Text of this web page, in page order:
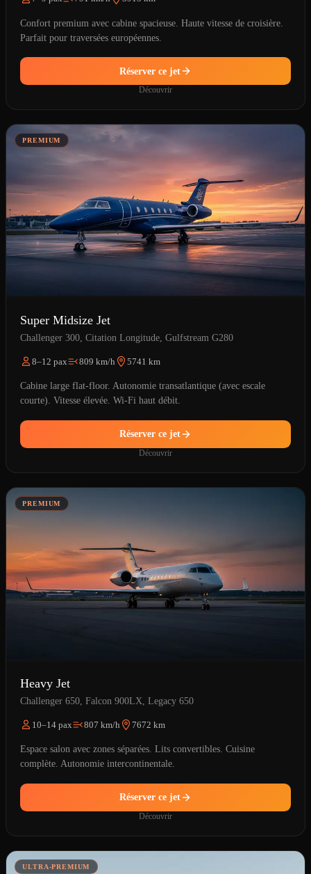
Confort premium avec cabine spacieuse. Haute vitesse de croisière.
Parfait pour traversées européennes.
Réserver ce jet
Découvrir
PREMIUM
Super Midsize Jet
Challenger 300, Citation Longitude, Gulfstream G280
8–12 pax 809 km/h 5741 km
Cabine large flat-floor. Autonomie transatlantique (avec escale
courte). Vitesse élevée. Wi-Fi haut débit.
Réserver ce jet
Découvrir
PREMIUM
Heavy Jet
Challenger 650, Falcon 900LX, Legacy 650
10–14 pax 807 km/h 7672 km
Espace salon avec zones séparées. Lits convertibles. Cuisine
complète. Autonomie intercontinentale.
Réserver ce jet
Découvrir
ULTRA-PREMIUM